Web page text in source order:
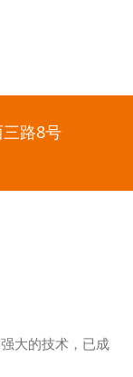
路8号
大的技术，已成